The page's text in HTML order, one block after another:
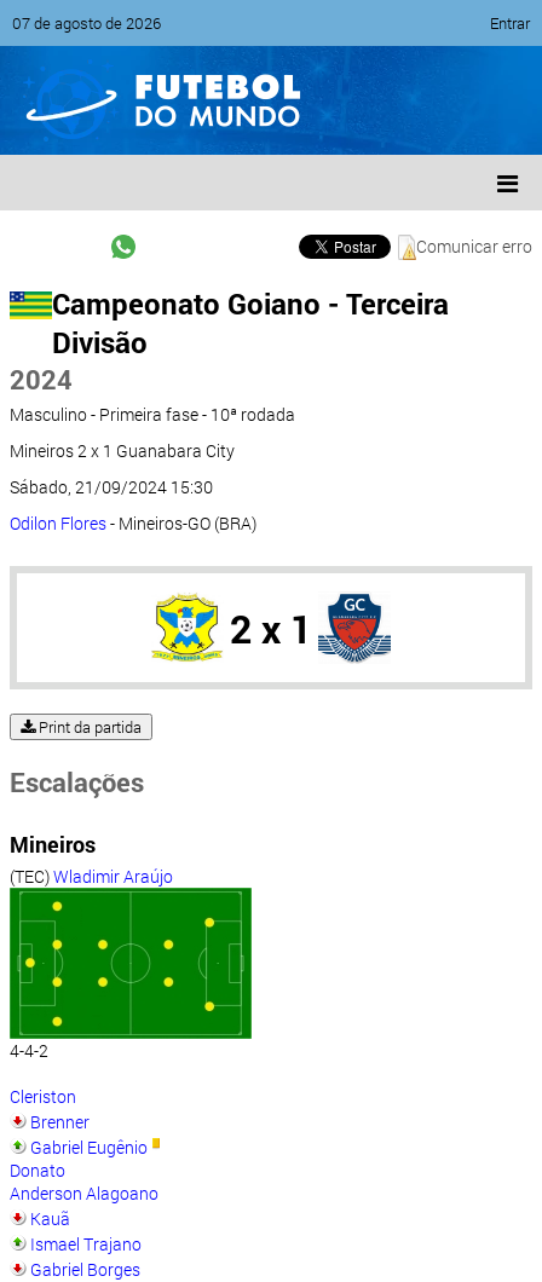
07 de agosto de 2026 Entrar
Comunicar erro
Campeonato Goiano - Terceira
Divisão
2024
Masculino - Primeira fase - 10ª rodada
Mineiros 2 x 1 Guanabara City
Sábado, 21/09/2024 15:30
Odilon Flores- Mineiros-GO (BRA)
2 x 1
Print da partida
Escalações
Mineiros
(TEC)Wladimir Araújo
4-4-2
Cleriston
Brenner
Gabriel Eugênio
Donato
Anderson Alagoano
Kauã
Ismael Trajano
Gabriel Borges